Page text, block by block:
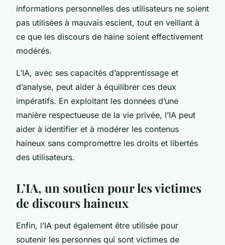
informations personnelles des utilisateurs ne soient
pas utilisées à mauvais escient, tout en veillant à
ce que les discours de haine soient effectivement
modérés.
L’IA, avec ses capacités d’apprentissage et
d’analyse, peut aider à équilibrer ces deux
impératifs. En exploitant les données d’une
manière respectueuse de la vie privée, l’IA peut
aider à identifier et à modérer les contenus
haineux sans compromettre les droits et libertés
des utilisateurs.
L’IA, un soutien pour les victimes
de discours haineux
Enfin, l’IA peut également être utilisée pour
soutenir les personnes qui sont victimes de